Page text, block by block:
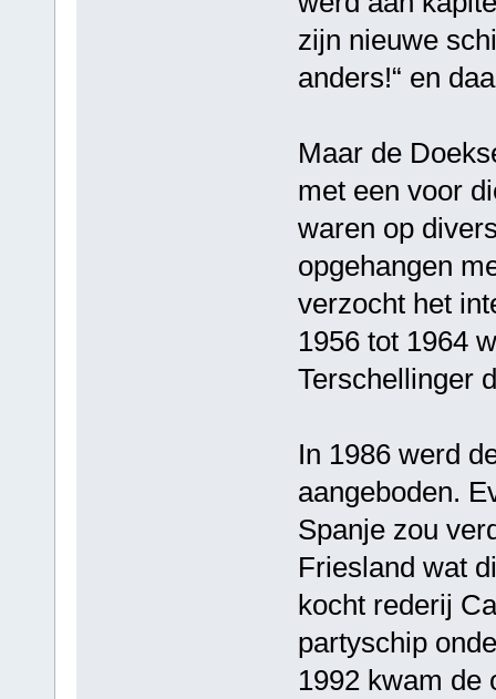
zijn nieuwe
anders!“ en
Maar de
met een voor
waren op
opgehangen
verzocht het
1956 tot 1964
Terschellinger
In 1986 werd
aangeboden.
Spanje zou
Friesland wat
kocht rederij
partyschip
1992 kwam de